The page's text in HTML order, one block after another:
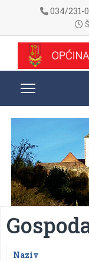
034/231-
Naziv